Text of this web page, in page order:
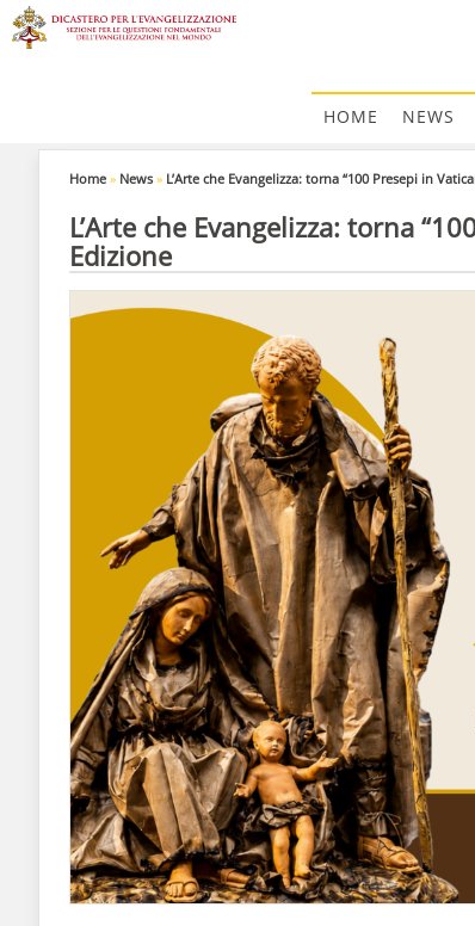
HOME NEWS
Home » News » L’Arte che Evangelizza: torna “100 Presepi in
L’Arte che Evangelizza: torna
Edizione